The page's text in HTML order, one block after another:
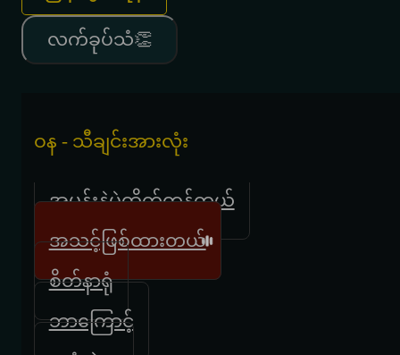
လက်ခုပ်သံ👏
ဝန - သီချင်းအားလုံး
အမုန်းနဲ့ပဲထိုက်တန်တယ်
အသင့်ဖြစ်ထားတယ်
စိတ်နာရုံ
ဘာကြောင့်